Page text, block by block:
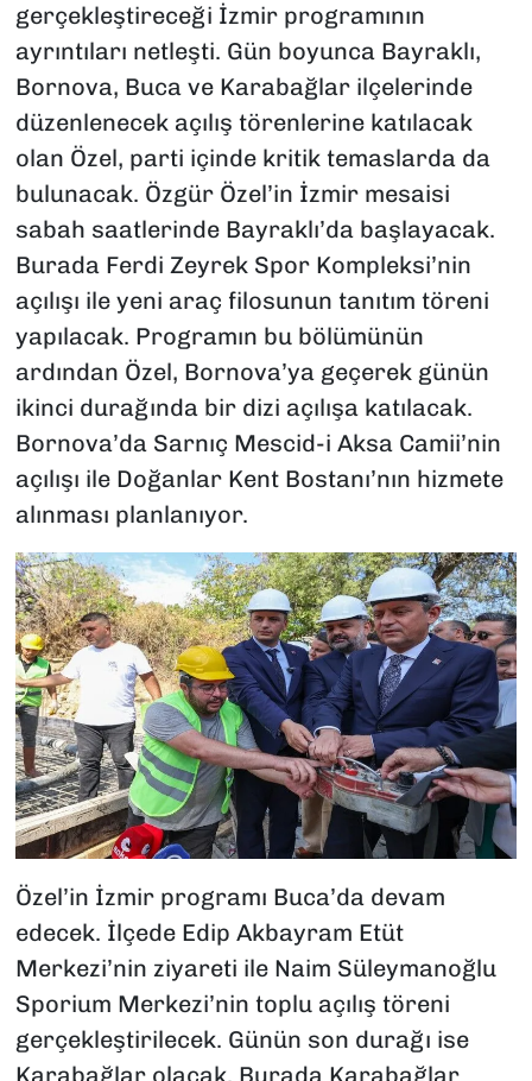
gerçekleştireceği İzmir programının
ayrıntıları netleşti. Gün boyunca Bayraklı,
Bornova, Buca ve Karabağlar ilçelerinde
düzenlenecek açılış törenlerine katılacak
olan Özel, parti içinde kritik temaslarda da
bulunacak. Özgür Özel’in İzmir mesaisi
sabah saatlerinde Bayraklı’da başlayacak.
Burada Ferdi Zeyrek Spor Kompleksi’nin
açılışı ile yeni araç filosunun tanıtım töreni
yapılacak. Programın bu bölümünün
ardından Özel, Bornova’ya geçerek günün
ikinci durağında bir dizi açılışa katılacak.
Bornova’da Sarnıç Mescid-i Aksa Camii’nin
açılışı ile Doğanlar Kent Bostanı’nın hizmete
alınması planlanıyor.
Özel’in İzmir programı Buca’da devam
edecek. İlçede Edip Akbayram Etüt
Merkezi’nin ziyareti ile Naim Süleymanoğlu
Sporium Merkezi’nin toplu açılış töreni
gerçekleştirilecek. Günün son durağı ise
Karabağlar olacak. Burada Karabağlar